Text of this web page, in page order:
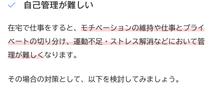
自己管理が難しい
在宅で仕事をすると、 モチベーションの維持や仕事とプライ
ベートの切り分け、運動不足・ストレス解消などにおいて管
理が難しくなります。
その場合の対策として、以下を検討してみましょう。